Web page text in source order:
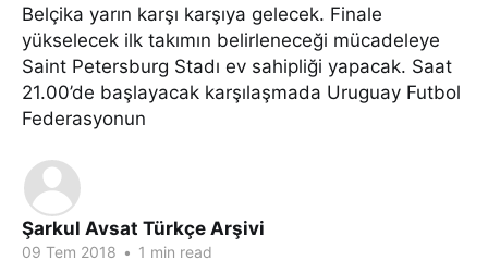
Belçika yarın karşı karşıya gelecek. Finale
yükselecek ilk takımın belirleneceği mücadeleye
Saint Petersburg Stadı ev sahipliği yapacak. Saat
21.00’de başlayacak karşılaşmada Uruguay Futbol
Federasyonun
Şarkul Avsat Türkçe Arşivi
09 Tem 2018 • 1 min read